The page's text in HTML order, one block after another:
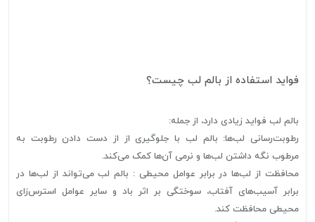
فواید استفاده از بالم لب چیست؟
بالم لب فواید زیادی دارد، از جمله:
رطوبت‌رسانی لب‌ها: بالم لب با جلوگیری از از دست دادن رطوبت به
مرطوب نگه داشتن لب‌ها و نرمی آن‌ها کمک می‌کند.
محافظت از لب‌ها در برابر عوامل محیطی : بالم لب می‌تواند از لب‌ها در
برابر آسیب‌های آفتاب، سوختگی بر اثر باد و سایر عوامل استرس‌زای
محیطی محافظت کند.